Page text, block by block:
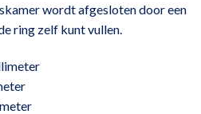
wordt afgesloten door een
ring zelf kunt vullen.